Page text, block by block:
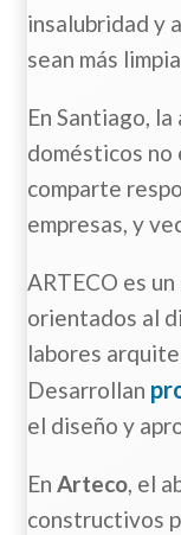
insalubridad y
sean más
En Santiago,
domésticos no
comparte
empresas, y
ARTECO es
orientados al
labores
Desarrollan
el diseño y
En Arteco, el
constructivos